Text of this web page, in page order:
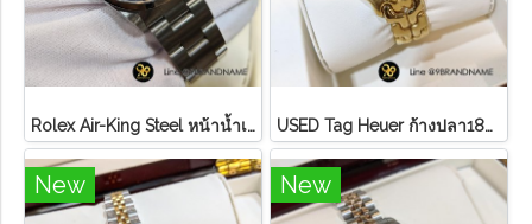
Rolex Air-King Steel หน้าน้ำเงิน หลักขีดสภาพดี U​S​E​D​ T​ag Heuer ก้างปลา18K ขอบทอง หน้า ครีม
New New